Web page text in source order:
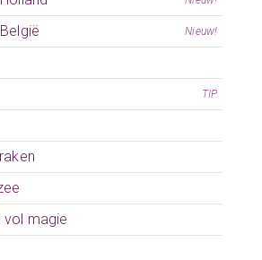
Nieuw!
TIP
vol magie